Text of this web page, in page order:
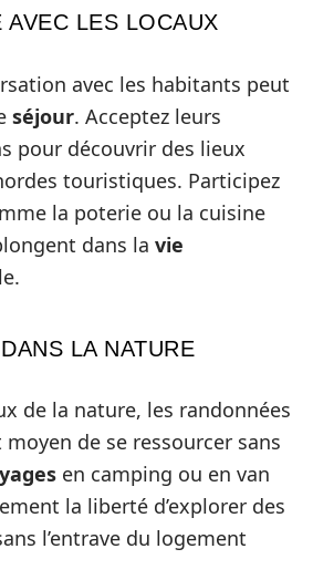
AVEC LES LOCAUX
avec les habitants peut
séjour. Acceptez leurs
pour découvrir des lieux
touristiques. Participez
la poterie ou la cuisine
dans la vie
LA NATURE
de la nature, les randonnées
de se ressourcer sans
en camping ou en van
la liberté d’explorer des
l’entrave du logement